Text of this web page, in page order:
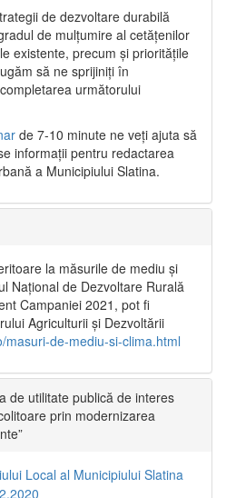
de dezvoltare durabilă
de mulțumire al cetățenilor
existente, precum și prioritățile
să ne sprijiniți în
următorului
de 7-10 minute ne veți ajuta să
informații pentru redactarea
a Municipiului Slatina.
la măsurile de mediu și
Național de Dezvoltare Rurală
Campaniei 2021, pot fi
Agriculturii și Dezvoltării
masuri-de-mediu-si-clima.html
de utilitate publică de interes
prin modernizarea
Local al Municipiului Slatina